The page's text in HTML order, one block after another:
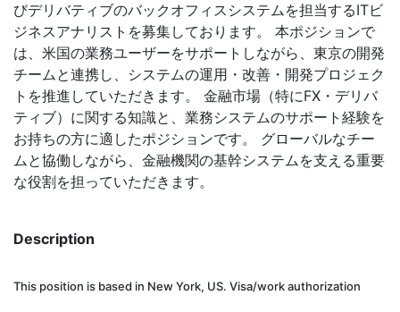
びデリバティブのバックオフィスシステムを担当するITビ
ジネスアナリストを募集しております。 本ポジションで
は、米国の業務ユーザーをサポートしながら、東京の開発
チームと連携し、システムの運用・改善・開発プロジェク
トを推進していただきます。 金融市場（特にFX・デリバ
ティブ）に関する知識と、業務システムのサポート経験を
お持ちの方に適したポジションです。 グローバルなチー
ムと協働しながら、金融機関の基幹システムを支える重要
な役割を担っていただきます。
Description
This position is based in New York, US. Visa/work authorization